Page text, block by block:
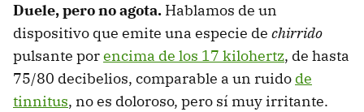
Duele, pero no agota. Hablamos de un
dispositivo que emite una especie de chirrido
pulsante porencima de los 17 kilohertz, de hasta
75/80 decibelios, comparable a un ruido de
tinnitus, no es doloroso, pero sí muy irritante.